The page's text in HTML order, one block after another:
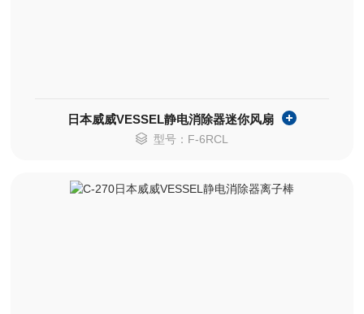
日本威威VESSEL静电消除器迷你风扇
型号：F-6RCL